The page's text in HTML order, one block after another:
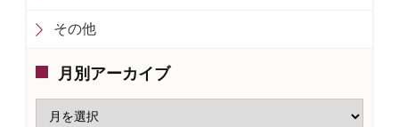
その他
月別アーカイブ